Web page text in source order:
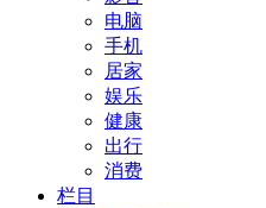
电脑
手机
居家
娱乐
健康
出行
消费
栏目